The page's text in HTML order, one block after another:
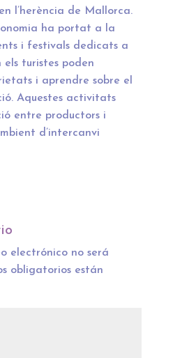
l’herència de Mallorca.
ha portat a la
i festivals dedicats a
els turistes poden
i aprendre sobre el
Aquestes activitats
entre productors i
d’intercanvi
electrónico no será
obligatorios están